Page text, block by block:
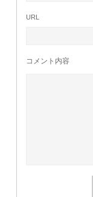
URL
コメント内容